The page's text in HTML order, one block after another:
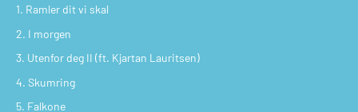
Ramler dit vi skal
I morgen
Utenfor deg II (ft. Kjartan Lauritsen)
Skumring
Falkone